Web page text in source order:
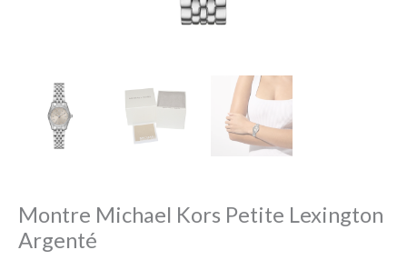
Montre Michael Kors Petite Lexington
Argenté